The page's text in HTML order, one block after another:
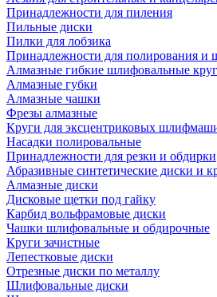
Принадлежности для пиления
Пильные диски
Пилки для лобзика
Принадлежности для полирования и
Алмазные гибкие шлифовальные
Алмазные губки
Алмазные чашки
Фрезы алмазные
Круги для эксцентриковых
Насадки полировальные
Принадлежности для резки и обдирки
Абразивные синтетические диски и
Алмазные диски
Дисковые щетки под гайку
Карбид вольфрамовые диски
Чашки шлифовальные и обдирочные
Круги зачистные
Лепестковые диски
Отрезные диски по металлу
Шлифовальные диски